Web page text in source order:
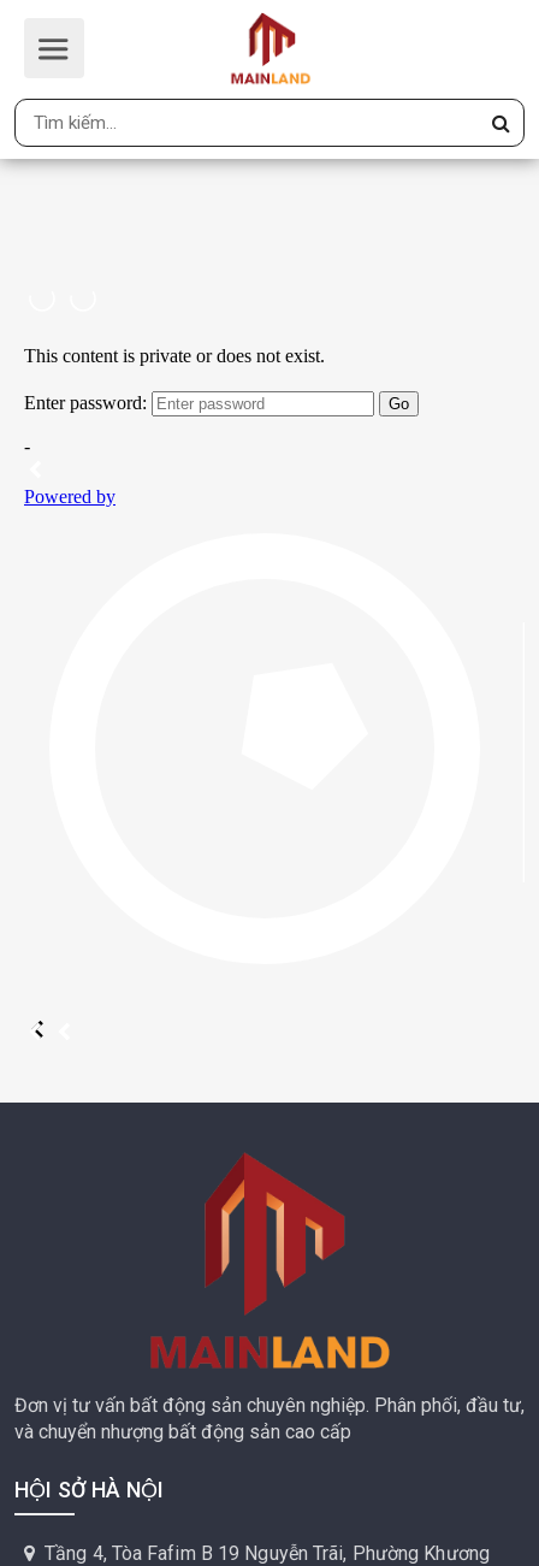
360 DỰ ÁN MIK IMPERIA HẠ LONG
360 DỰ ÁN MIK IMPERIA HẠ LONG
Đơn vị tư vấn bất động sản chuyên nghiệp. Phân phối, đầu tư,
và chuyển nhượng bất động sản cao cấp
HỘI SỞ HÀ NỘI
Tầng 4, Tòa Fafim B 19 Nguyễn Trãi, Phường Khương